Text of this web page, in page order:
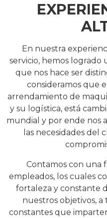
En nuestra
servicio, hemos logrado
que nos hace ser
consideramos que
arrendamiento de
y su logística, está
mundial y por ende nos
las necesidades del
Contamos con una
empleados, los cuales
fortaleza y constante
nuestros objetivos, a
constantes que